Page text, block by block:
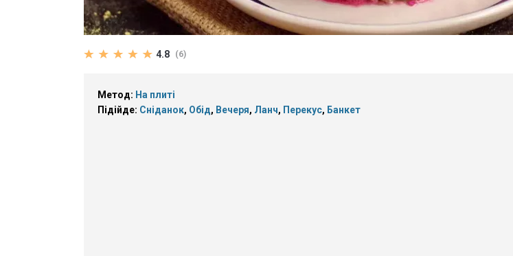
4.8 (6)
Метод: На плиті
Підійде: Сніданок, Обід, Вечеря, Ланч, Перекус, Банкет